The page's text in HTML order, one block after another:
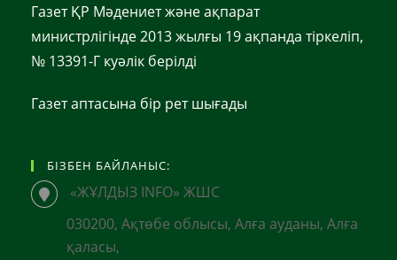
Газет ҚР Мәдениет және ақпарат
министрлігінде 2013 жылғы 19 ақпанда тіркеліп,
№ 13391-Г куәлік берілді
Газет аптасына бір рет шығады
БІЗБЕН БАЙЛАНЫС:
«ЖҰЛДЫЗ INFO» ЖШС
030200, Ақтөбе облысы, Алға ауданы, Алға
қаласы,